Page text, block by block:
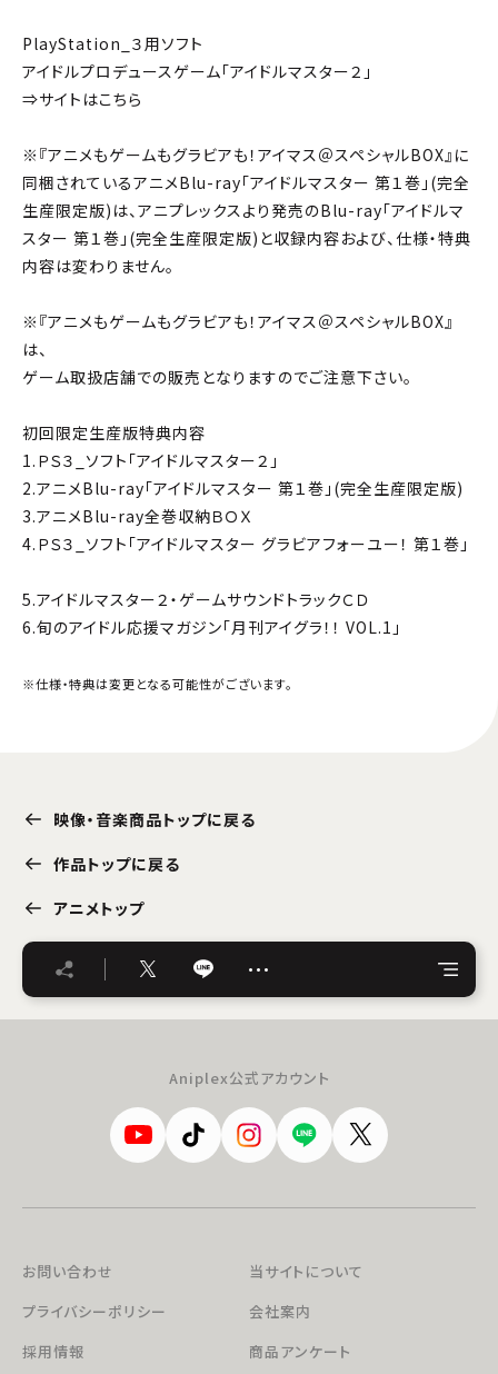
PlayStation_３用ソフト
アイドルプロデュースゲーム「アイドルマスター２」
⇒サイトはこちら
※『アニメもゲームもグラビアも！アイマス＠スペシャルBOX』に
同梱されているアニメBlu-ray「アイドルマスター 第１巻」(完全
生産限定版)は、アニプレックスより発売のBlu-ray「アイドルマ
スター 第１巻」(完全生産限定版)と収録内容および、仕様・特典
内容は変わりません。
※『アニメもゲームもグラビアも！アイマス＠スペシャルBOX』
は、
ゲーム取扱店舗での販売となりますのでご注意下さい。
初回限定生産版特典内容
1.ＰＳ３_ソフト「アイドルマスター２」
2.アニメBlu-ray「アイドルマスター 第１巻」(完全生産限定版)
3.アニメBlu-ray全巻収納ＢＯＸ
4.ＰＳ３_ソフト「アイドルマスター グラビアフォーユー！ 第１巻」
5.アイドルマスター２・ゲームサウンドトラックＣＤ
6.旬のアイドル応援マガジン「月刊アイグラ！！ VOL.1」
※仕様・特典は変更となる可能性がございます。
映像・音楽商品トップに戻る
作品トップに戻る
アニメトップ
…
Aniplex公式アカウント
お問い合わせ
当サイトについて
プライバシーポリシー
会社案内
採用情報
商品アンケート